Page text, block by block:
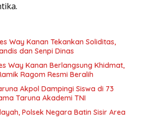
Way Kanan Tekankan Soliditas,
dan Senpi Dinas
Way Kanan Berlangsung Khidmat,
Ragom Resmi Beralih
Akpol Dampingi Siswa di 73
Taruna Akademi TNI
Polsek Negara Batin Sisir Area